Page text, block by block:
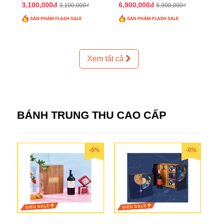
3,100,000đ 3,100,000₫ 6,900,000đ 6,900,000₫
Xem tất cả
BÁNH TRUNG THU CAO CẤP
-0% -0%